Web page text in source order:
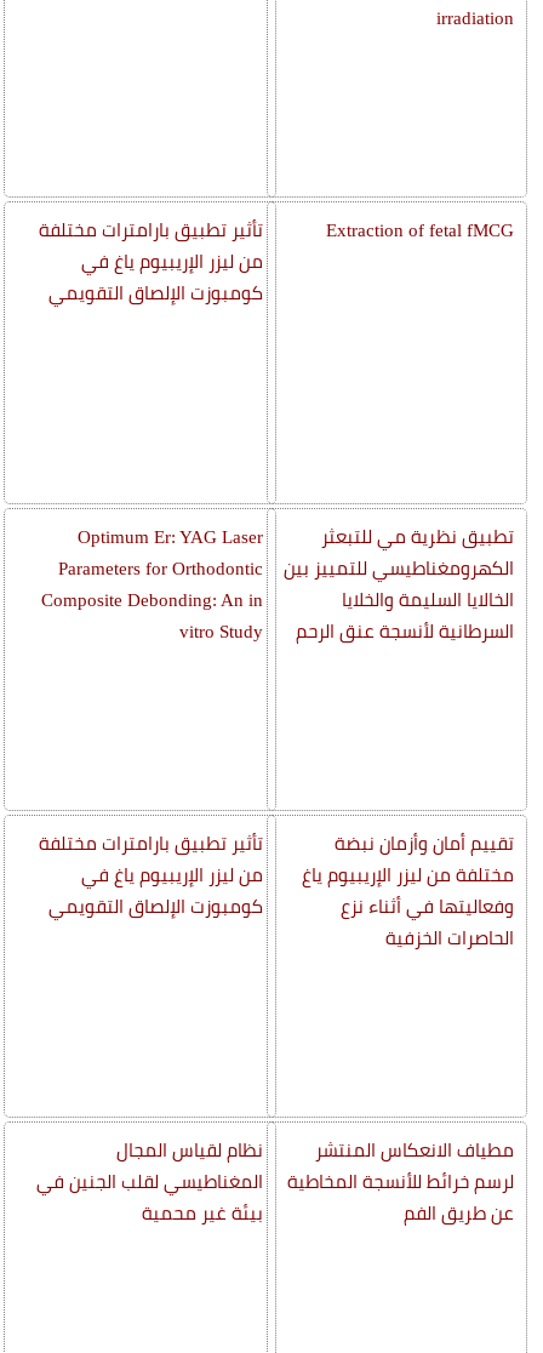
irradiation
Extraction of fetal fMCG
تطبيق نظرية مي للتبعثر
الكهرومغناطيسي للتمييز بين
الخالايا السليمة والخلايا
السرطانية لأنسجة عنق الرحم
تقييم أمان وأزمان نبضة
مختلفة من ليزر الإريبيوم ياغ
وفعاليتها في أثناء نزع
الحاصرات الخزفية
مطياف الانعكاس المنتشر
لرسم خرائط للأنسجة المخاطية
عن طريق الفم
تأثير تطبيق بارامترات مختلفة
من ليزر الإريبيوم ياغ في
كومبوزت الإلصاق التقويمي
Optimum Er: YAG Laser
Parameters for Orthodontic
Composite Debonding: An in
vitro Study
تأثير تطبيق بارامترات مختلفة
من ليزر الإريبيوم ياغ في
كومبوزت الإلصاق التقويمي
نظام لقياس المجال
المغناطيسي لقلب الجنين في
بيئة غير محمية